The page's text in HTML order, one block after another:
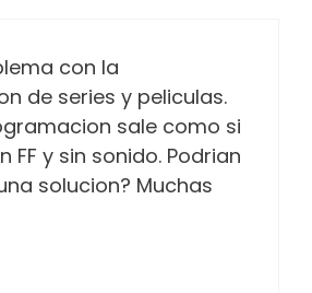
con la
de series y peliculas.
sale como si
FF y sin sonido. Podrian
solucion? Muchas